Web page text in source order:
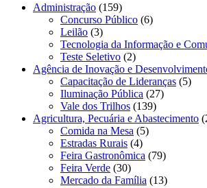
Administração (159)
Concurso Público (6)
Leilão (3)
Tecnologia da Informação e
Teste Seletivo (2)
Agência de Inovação e
Capacitação de Lideranças (5)
Iluminação Pública (27)
Vale dos Trilhos (139)
Agricultura, Pecuária e Abastecimento
Comida na Mesa (5)
Estradas Rurais (4)
Feira Gastronômica (79)
Feira Verde (30)
Mercado da Família (13)